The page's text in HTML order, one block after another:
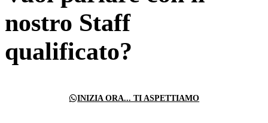
nostro Staff
qualificato?
INIZIA ORA... TI ASPETTIAMO